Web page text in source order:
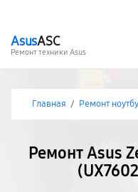
AsusASC
Ремонт техники Asus
Главная / Ремонт
Ремонт Asus